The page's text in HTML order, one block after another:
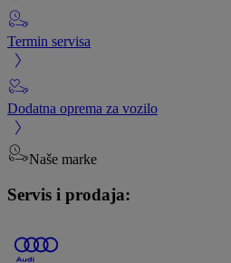
Termin servisa
Dodatna oprema za vozilo
Naše marke
Servis i prodaja: